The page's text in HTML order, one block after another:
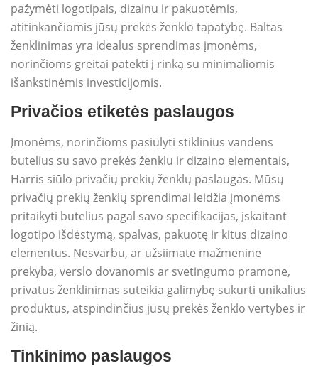
pažymėti logotipais, dizainu ir pakuotėmis,
atitinkančiomis jūsų prekės ženklo tapatybę. Baltas
ženklinimas yra idealus sprendimas įmonėms,
norinčioms greitai patekti į rinką su minimaliomis
išankstinėmis investicijomis.
Privačios etiketės paslaugos
Įmonėms, norinčioms pasiūlyti stiklinius vandens
butelius su savo prekės ženklu ir dizaino elementais,
Harris siūlo privačių prekių ženklų paslaugas. Mūsų
privačių prekių ženklų sprendimai leidžia įmonėms
pritaikyti butelius pagal savo specifikacijas, įskaitant
logotipo išdėstymą, spalvas, pakuotę ir kitus dizaino
elementus. Nesvarbu, ar užsiimate mažmenine
prekyba, verslo dovanomis ar svetingumo pramone,
privatus ženklinimas suteikia galimybę sukurti unikalius
produktus, atspindinčius jūsų prekės ženklo vertybes ir
žinią.
Tinkinimo paslaugos